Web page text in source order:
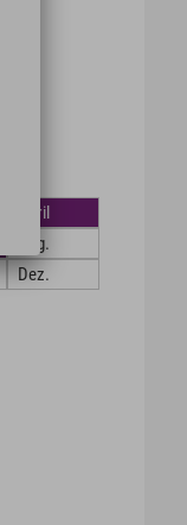
April
Aug.
Dez.